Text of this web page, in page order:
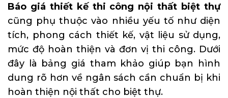
Báo giá thiết kế thi công nội thất biệt thự
cũng phụ thuộc vào nhiều yếu tố như diện
tích, phong cách thiết kế, vật liệu sử dụng,
mức độ hoàn thiện và đơn vị thi công. Dưới
đây là bảng giá tham khảo giúp bạn hình
dung rõ hơn về ngân sách cần chuẩn bị khi
hoàn thiện nội thất cho biệt thự.